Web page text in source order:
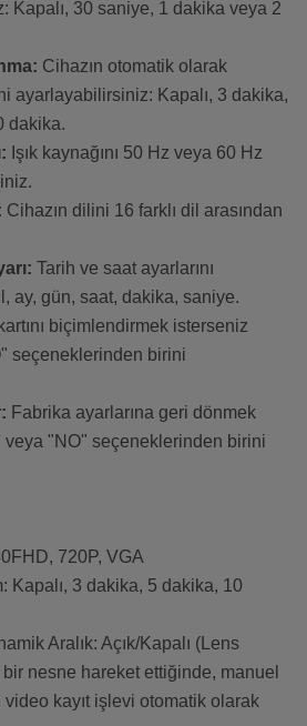
Kapalı, 30 saniye, 1 dakika veya 2
Cihazın otomatik olarak
ayarlayabilirsiniz: Kapalı, 3 dakika,
dakika.
Işık kaynağını 50 Hz veya 60 Hz
Cihazın dilini 16 farklı dil arasından
Tarih ve saat ayarlarını
ay, gün, saat, dakika, saniye.
biçimlendirmek isterseniz
seçeneklerinden birini
Fabrika ayarlarına geri dönmek
"NO" seçeneklerinden birini
720P, VGA
Kapalı, 3 dakika, 5 dakika, 10
Aralık: Açık/Kapalı (Lens
nesne hareket ettiğinde, manuel
kayıt işlevi otomatik olarak